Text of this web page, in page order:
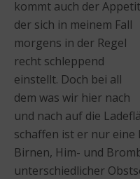
kommt auch der
der sich in meinem Fall
morgens in der Regel
recht schleppend
einstellt. Doch bei all
dem was wir hier nach
und nach auf die
schaffen ist er nur eine
Birnen, Him- und
unterschiedlicher